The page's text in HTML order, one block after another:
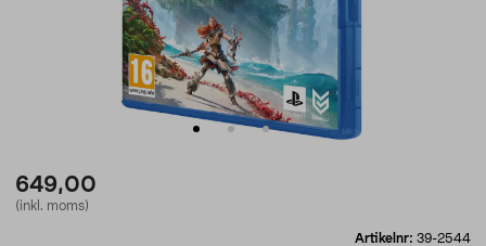
649,00
(inkl. moms)
Artikelnr: 39-2544